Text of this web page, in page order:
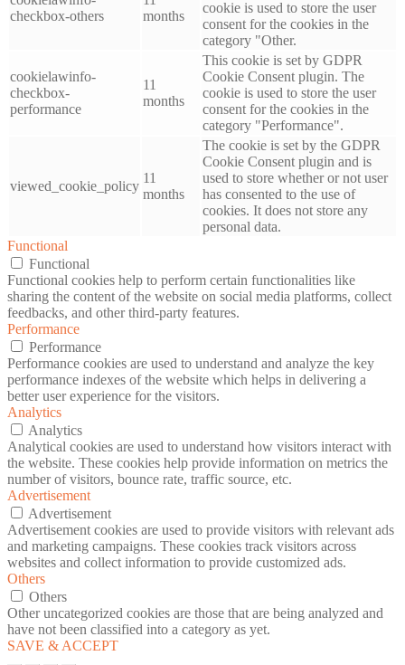
checkbox-others
months
cookie is used to store the user
consent for the cookies in the
category "Other.
cookielawinfo-
checkbox-
performance
11
months
This cookie is set by GDPR
Cookie Consent plugin. The
cookie is used to store the user
consent for the cookies in the
category "Performance".
viewed_cookie_policy
11
months
The cookie is set by the GDPR
Cookie Consent plugin and is
used to store whether or not user
has consented to the use of
cookies. It does not store any
personal data.
Functional
Functional
Functional cookies help to perform certain functionalities like
sharing the content of the website on social media platforms, collect
feedbacks, and other third-party features.
Performance
Performance
Performance cookies are used to understand and analyze the key
performance indexes of the website which helps in delivering a
better user experience for the visitors.
Analytics
Analytics
Analytical cookies are used to understand how visitors interact with
the website. These cookies help provide information on metrics the
number of visitors, bounce rate, traffic source, etc.
Advertisement
Advertisement
Advertisement cookies are used to provide visitors with relevant ads
and marketing campaigns. These cookies track visitors across
websites and collect information to provide customized ads.
Others
Others
Other uncategorized cookies are those that are being analyzed and
have not been classified into a category as yet.
SAVE & ACCEPT